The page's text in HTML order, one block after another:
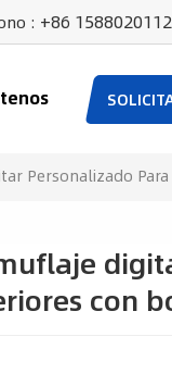
: +86
Personalizado
con